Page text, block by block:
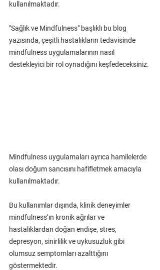
kullanılmaktadır.
"Sağlık ve Mindfulness" başlıklı bu blog
yazısında, çeşitli hastalıkların tedavisinde
mindfulness uygulamalarının nasıl
destekleyici bir rol oynadığını keşfedeceksiniz.
Mindfulness uygulamaları ayrıca hamilelerde
olası doğum sancısını hafifletmek amacıyla
kullanılmaktadır.
Bu kullanımlar dışında, klinik deneyimler
mindfulness’ın kronik ağrılar ve
hastalıklardan doğan endişe, stres,
depresyon, sinirlilik ve uykusuzluk gibi
olumsuz semptomları azalttığını
göstermektedir.